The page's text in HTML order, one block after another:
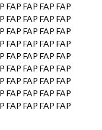
FAP FAP FAP FAP
FAP FAP FAP FAP
FAP FAP FAP FAP
FAP FAP FAP FAP
FAP FAP FAP FAP
FAP FAP FAP FAP
FAP FAP FAP FAP
FAP FAP FAP FAP
FAP FAP FAP FAP